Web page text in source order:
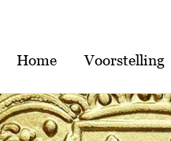
Home Voorstelling